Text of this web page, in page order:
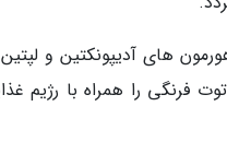
های آدیپونکتین و
فرنگی را همراه با رژیم